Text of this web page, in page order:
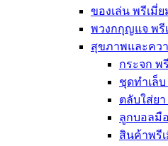
ของเล่น พรีเมี่ย
พวงกกุญแจ พรี
สุขภาพและคว
กระจก พ
ชุดทำเล็บ
ตลับใส่ยา
ลูกบอลมื
สินค้าพรี